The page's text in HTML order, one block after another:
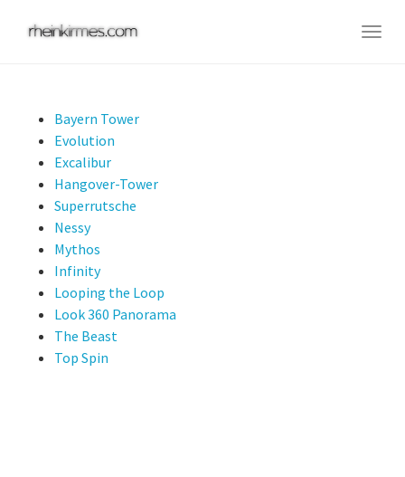
Bayern Tower
Evolution
Excalibur
Hangover-Tower
Superrutsche
Nessy
Mythos
Infinity
Looping the Loop
Look 360 Panorama
The Beast
Top Spin